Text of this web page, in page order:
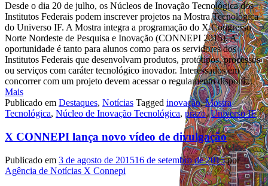
Desde o dia 20 de julho, os Núcleos de Inovação Tecnológica dos
Institutos Federais podem inscrever projetos na Mostra Tecnológica
do Universo IF. A Mostra integra a programação do X Congresso
Norte Nordeste de Pesquisa e Inovação (CONNEPI 2015). A
oportunidade é tanto para alunos como para os servidores dos
Institutos Federais que desenvolvam produtos, protótipos, processos
ou serviços com caráter tecnológico inovador. Interessados em
concorrer com um projeto devem acessar o regulamento disponí...
Mais
Publicado em Destaques, Notícias Tagged inovação,Mostra
Tecnológica, Núcleo de Inovação Tecnológica, prazo,Universo IF
X CONNEPI lança novo vídeo de divulgação
Publicado em 3 de agosto de 201516 de setembro de 2015por
Agência de Notícias X Connepi